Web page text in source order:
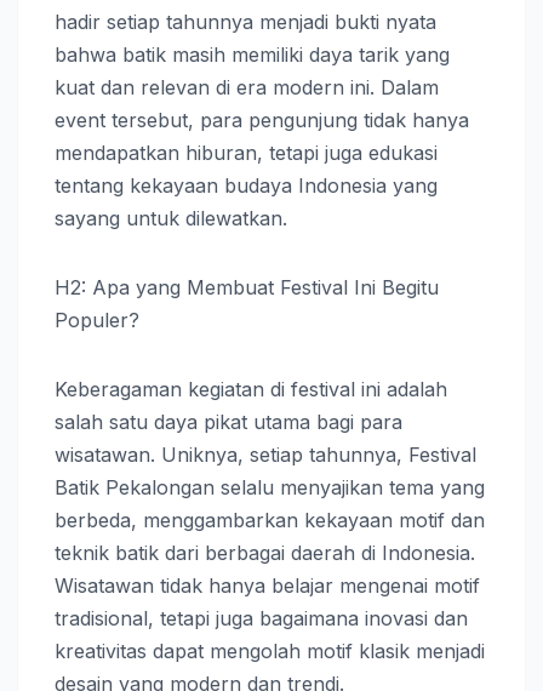
hadir setiap tahunnya menjadi bukti nyata
bahwa batik masih memiliki daya tarik yang
kuat dan relevan di era modern ini. Dalam
event tersebut, para pengunjung tidak hanya
mendapatkan hiburan, tetapi juga edukasi
tentang kekayaan budaya Indonesia yang
sayang untuk dilewatkan.
H2: Apa yang Membuat Festival Ini Begitu
Populer?
Keberagaman kegiatan di festival ini adalah
salah satu daya pikat utama bagi para
wisatawan. Uniknya, setiap tahunnya, Festival
Batik Pekalongan selalu menyajikan tema yang
berbeda, menggambarkan kekayaan motif dan
teknik batik dari berbagai daerah di Indonesia.
Wisatawan tidak hanya belajar mengenai motif
tradisional, tetapi juga bagaimana inovasi dan
kreativitas dapat mengolah motif klasik menjadi
desain yang modern dan trendi.